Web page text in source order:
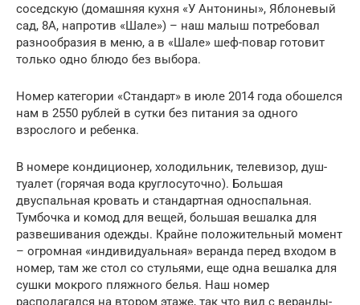
соседскую (домашняя кухня «У Антонины», Яблоневый
сад, 8А, напротив «Шале») – наш малыш потребовал
разнообразия в меню, а в «Шале» шеф-повар готовит
только одно блюдо без выбора.
Номер категории «Стандарт» в июле 2014 года обошелся
нам в 2550 рублей в сутки без питания за одного
взрослого и ребенка.
В номере кондиционер, холодильник, телевизор, душ-
туалет (горячая вода круглосуточно). Большая
двуспальная кровать и стандартная односпальная.
Тумбочка и комод для вещей, большая вешалка для
развешивания одежды. Крайне положительный момент
– огромная «индивидуальная» веранда перед входом в
номер, там же стол со стульями, еще одна вешалка для
сушки мокрого пляжного белья. Наш номер
располагался на втором этаже, так что вид с веранды-